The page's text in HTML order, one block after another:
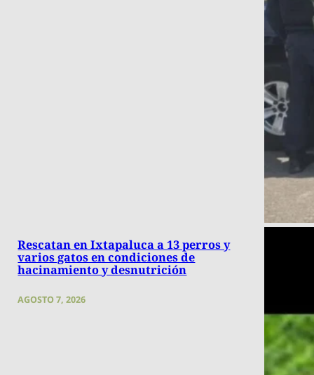
Rescatan en Ixtapaluca a 13 perros y
varios gatos en condiciones de
hacinamiento y desnutrición
AGOSTO 7, 2026